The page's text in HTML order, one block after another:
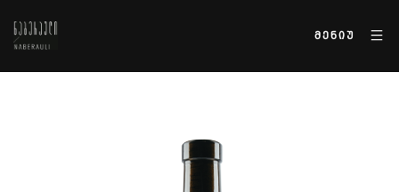
ᲛᲔᲜᲘᲣ